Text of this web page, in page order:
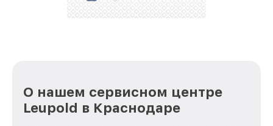
О нашем сервисном центре
Leupold в Краснодаре